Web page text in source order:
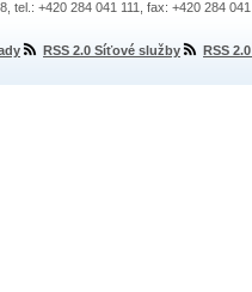
tel.: +420 284 041 111, fax: +420 284
RSS 2.0 Síťové služby RSS